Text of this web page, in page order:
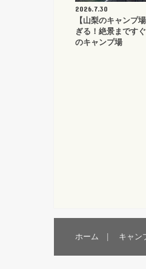
2026.7.30
【山梨のキャンプ
ぎる！絶景まです
のキャンプ場
ホーム キャン